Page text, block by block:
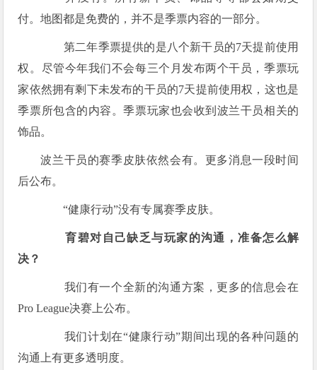
付。地图都是免费的，并不是季票内容的一部分。
第二年季票提供的是八个新干员的7天提前使用
权。尽管今年我们不会每三个月发布两个干员，季票玩
家依然拥有剩下未发布的干员的7天提前使用权，这也是
季票所包含的内容。季票玩家也会收到波兰干员相关的
饰品。
波兰干员的赛季皮肤依然会有。更多消息一段时间
后公布。
“健康行动”没有专属赛季皮肤。
育碧对自己缺乏与玩家的沟通，准备怎么解
决？
我们有一个全新的沟通方案，更多的信息会在
Pro League决赛上公布。
我们计划在“健康行动”期间出现的各种问题的
沟通上有更多透明度。